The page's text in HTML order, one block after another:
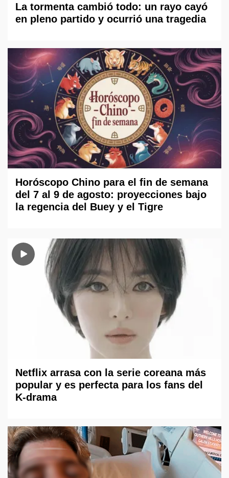
La tormenta cambió todo: un rayo cayó
en pleno partido y ocurrió una tragedia
Horóscopo Chino para el fin de semana
del 7 al 9 de agosto: proyecciones bajo
la regencia del Buey y el Tigre
Netflix arrasa con la serie coreana más
popular y es perfecta para los fans del
K-drama